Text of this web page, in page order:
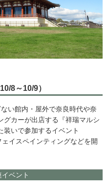
8～10/9）
い館内・屋外で奈良時代や奈
グカーが出店する『祥瑞マルシ
装いで参加するイベント
イスペインティングなどを開
ベント